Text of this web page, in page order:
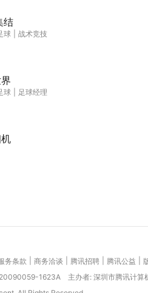
结
球
战术竞技
球
足球经理
务条款 商务洽谈 腾讯招聘 腾讯公益
1623A
主办者: 深圳市腾讯计算